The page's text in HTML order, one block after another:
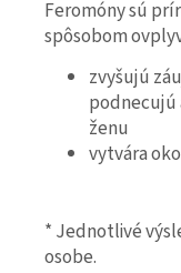
Feromóny sú
spôsobom
zvyšujú
podnecujú
ženu
vytvára
* Jednotlivé
osobe.